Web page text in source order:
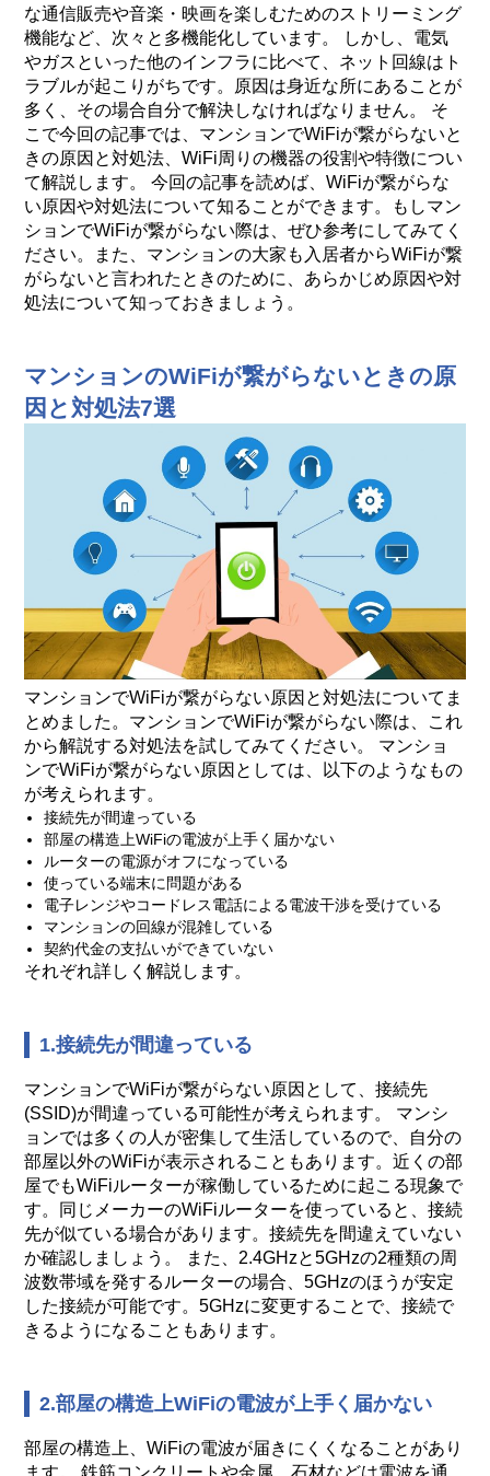
な通信販売や音楽・映画を楽しむためのストリーミング
機能など、次々と多機能化しています。 しかし、電気
やガスといった他のインフラに比べて、ネット回線はト
ラブルが起こりがちです。原因は身近な所にあることが
多く、その場合自分で解決しなければなりません。 そ
こで今回の記事では、マンションでWiFiが繋がらないと
きの原因と対処法、WiFi周りの機器の役割や特徴につい
て解説します。 今回の記事を読めば、WiFiが繋がらな
い原因や対処法について知ることができます。もしマン
ションでWiFiが繋がらない際は、ぜひ参考にしてみてく
ださい。また、マンションの大家も入居者からWiFiが繋
がらないと言われたときのために、あらかじめ原因や対
処法について知っておきましょう。
マンションのWiFiが繋がらないときの原
因と対処法7選
マンションでWiFiが繋がらない原因と対処法についてま
とめました。マンションでWiFiが繋がらない際は、これ
から解説する対処法を試してみてください。 マンショ
ンでWiFiが繋がらない原因としては、以下のようなもの
が考えられます。
接続先が間違っている
部屋の構造上WiFiの電波が上手く届かない
ルーターの電源がオフになっている
使っている端末に問題がある
電子レンジやコードレス電話による電波干渉を受けている
マンションの回線が混雑している
契約代金の支払いができていない
それぞれ詳しく解説します。
1.接続先が間違っている
マンションでWiFiが繋がらない原因として、接続先
(SSID)が間違っている可能性が考えられます。 マンシ
ョンでは多くの人が密集して生活しているので、自分の
部屋以外のWiFiが表示されることもあります。近くの部
屋でもWiFiルーターが稼働しているために起こる現象で
す。同じメーカーのWiFiルーターを使っていると、接続
先が似ている場合があります。接続先を間違えていない
か確認しましょう。 また、2.4GHzと5GHzの2種類の周
波数帯域を発するルーターの場合、5GHzのほうが安定
した接続が可能です。5GHzに変更することで、接続で
きるようになることもあります。
2.部屋の構造上WiFiの電波が上手く届かない
部屋の構造上、WiFiの電波が届きにくくなることがあり
ます。 鉄筋コンクリートや金属、石材などは電波を通